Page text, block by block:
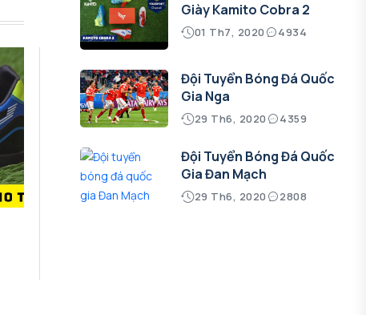
Giày Kamito Cobra 2
01 Th7, 2020 4934
Đội Tuyển Bóng Đá Quốc
Gia Nga
29 Th6, 2020 4359
Đội Tuyển Bóng Đá Quốc
Gia Đan Mạch
29 Th6, 2020 2808